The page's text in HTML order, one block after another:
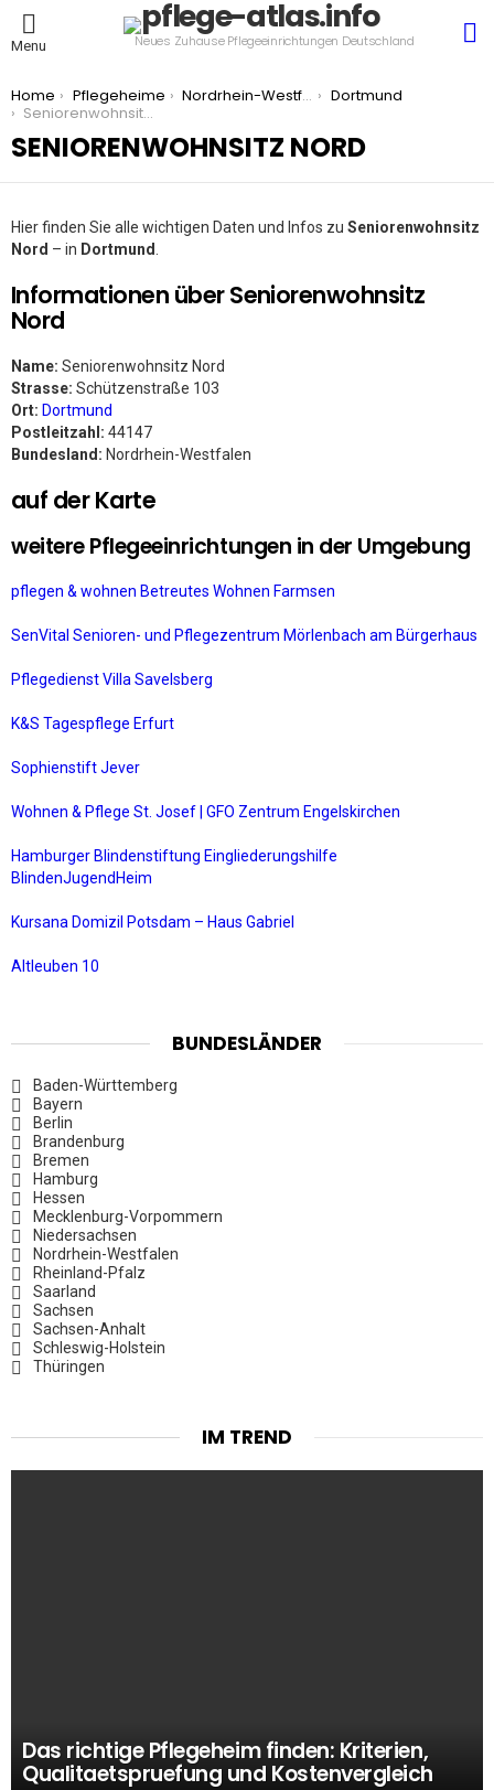
Menu Neues Zuhause Pflegeeinrichtungen Deutschland
You are here:
Home Pflegeheime Nordrhein-Westfalen
Dortmund
Seniorenwohnsitz Nord
SENIORENWOHNSITZ NORD
Hier finden Sie alle wichtigen Daten und Infos zu Seniorenwohnsitz
Nord – in Dortmund
Informationen über Seniorenwohnsitz
Nord
Name: Seniorenwohnsitz Nord
Strasse: Schützenstraße 103
Ort: Dortmund
Postleitzahl: 44147
Bundesland: Nordrhein-Westfalen
auf der Karte
weitere Pflegeeinrichtungen in der Umgebung
pflegen & wohnen Betreutes Wohnen Farmsen
SenVital Senioren- und Pflegezentrum Mörlenbach am Bürgerhaus
Pflegedienst Villa Savelsberg
K&S Tagespflege Erfurt
Sophienstift Jever
Wohnen & Pflege St. Josef | GFO Zentrum Engelskirchen
Hamburger Blindenstiftung Eingliederungshilfe
BlindenJugendHeim
Kursana Domizil Potsdam – Haus Gabriel
Altleuben 10
BUNDESLÄNDER
Baden-Württemberg
Bayern
Berlin
Brandenburg
Bremen
Hamburg
Hessen
Mecklenburg-Vorpommern
Niedersachsen
Nordrhein-Westfalen
Rheinland-Pfalz
Saarland
Sachsen
Sachsen-Anhalt
Schleswig-Holstein
Thüringen
IM TREND
Das richtige Pflegeheim finden: Kriterien,
Qualitaetspruefung und Kostenvergleich